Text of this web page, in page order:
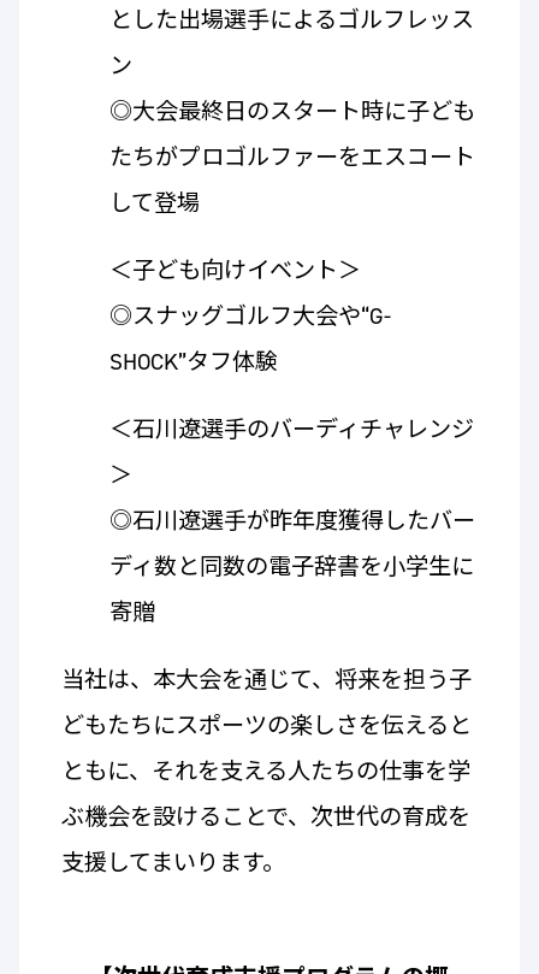
とした出場選手によるゴルフレッス
ン
◎大会最終日のスタート時に子ども
たちがプロゴルファーをエスコート
して登場
＜子ども向けイベント＞
◎スナッグゴルフ大会や“G-
SHOCK”タフ体験
＜石川遼選手のバーディチャレンジ
＞
◎石川遼選手が昨年度獲得したバー
ディ数と同数の電子辞書を小学生に
寄贈
当社は、本大会を通じて、将来を担う子
どもたちにスポーツの楽しさを伝えると
ともに、それを支える人たちの仕事を学
ぶ機会を設けることで、次世代の育成を
支援してまいります。